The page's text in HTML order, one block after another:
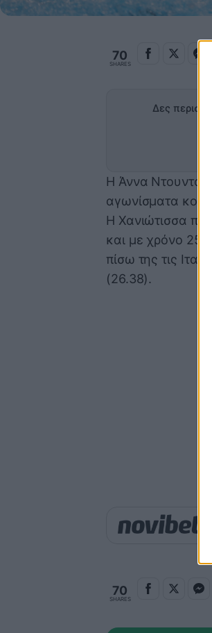
70
SHARES
Δες
Η Άννα
αγωνίσματα
Η Χανιώτισσα
και με χρόνο
πίσω της τις
(26.38).
70
SHARES